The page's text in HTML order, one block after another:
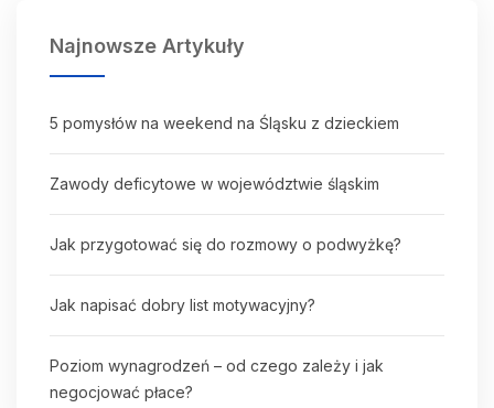
Najnowsze Artykuły
5 pomysłów na weekend na Śląsku z dzieckiem
Zawody deficytowe w województwie śląskim
Jak przygotować się do rozmowy o podwyżkę?
Jak napisać dobry list motywacyjny?
Poziom wynagrodzeń – od czego zależy i jak
negocjować płace?